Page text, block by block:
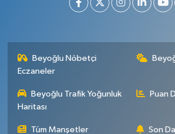
Beyoğlu Nöbetçi
Eczaneler
Beyoğlu Trafik Yoğunluk
Haritası
Puan
Tüm Manşetler Son